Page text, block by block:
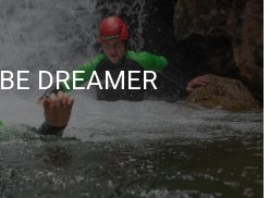
BE DREAMER